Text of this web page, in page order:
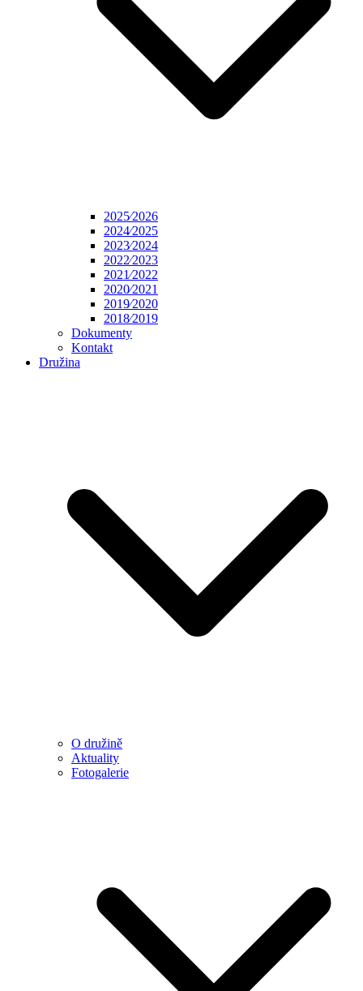
2025⁄2026
2024⁄2025
2023⁄2024
2022⁄2023
2021⁄2022
2020⁄2021
2019⁄2020
2018⁄2019
Dokumenty
Kontakt
Družina
O družině
Aktuality
Fotogalerie